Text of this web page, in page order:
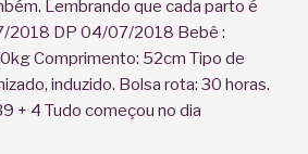
Lembrando que cada parto é
2018 DP 04/07/2018 Bebê :
Comprimento: 52cm Tipo de
induzido. Bolsa rota: 30 horas.
+ 4 Tudo começou no dia